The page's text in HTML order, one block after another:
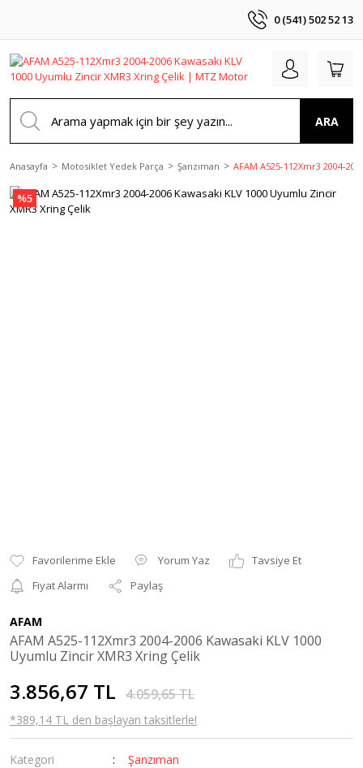
0 (541) 502 52 13
ARA
Anasayfa Motosiklet Yedek Parça Şanzıman AFAM A525-112Xmr3 2004-
%5
Yorum Yaz
Tavsiye Et
Fiyat Alarmı
Paylaş
AFAM
AFAM A525-112Xmr3 2004-2006 Kawasaki KLV 1000
Uyumlu Zincir XMR3 Xring Çelik
3.856,67 TL 4.059,65 TL
*389,14 TL den başlayan taksitlerle!
Kategori
Şanzıman